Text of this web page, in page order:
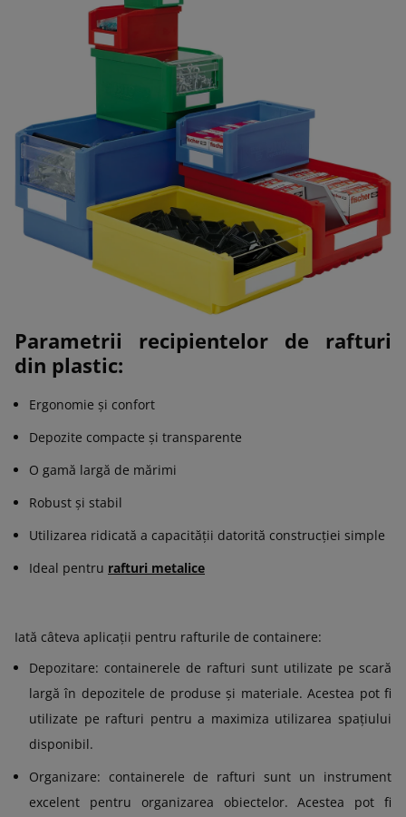
Parametrii recipientelor de rafturi
din plastic:
Ergonomie și confort
Depozite compacte și transparente
O gamă largă de mărimi
Robust și stabil
Utilizarea ridicată a capacității datorită construcției simple
Ideal pentru rafturi metalice
Iată câteva aplicații pentru rafturile de containere:
Depozitare: containerele de rafturi sunt utilizate pe scară
largă în depozitele de produse și materiale. Acestea pot fi
utilizate pe rafturi pentru a maximiza utilizarea spațiului
disponibil.
Organizare: containerele de rafturi sunt un instrument
excelent pentru organizarea obiectelor. Acestea pot fi